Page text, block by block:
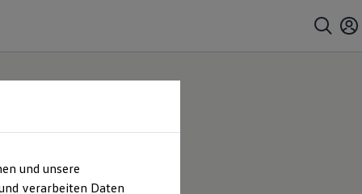
und unsere
verarbeiten Daten